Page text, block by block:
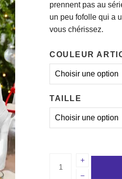
prennent pas au
un peu fofolle qui a
vous chérissez.
COULEUR
TAILLE